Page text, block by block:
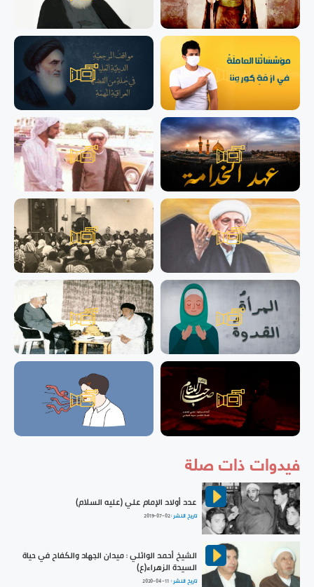
فيدوات ذات صلة
عدد أولاد الإمام علي (عليه السلام)
تاريخ النشر :2019-07-02
الشيخ أحمد الوائلي : ميدان الجهاد والكفاح في حياة
السيدة الزهراء(ع)
تاريخ النشر : 2020-04-11